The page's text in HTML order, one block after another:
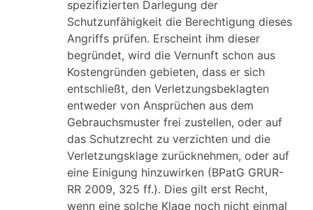
spezifizierten Darlegung der
Schutzunfähigkeit die Berechtigung dieses
Angriffs prüfen. Erscheint ihm dieser
begründet, wird die Vernunft schon aus
Kostengründen gebieten, dass er sich
entschließt, den Verletzungsbeklagten
entweder von Ansprüchen aus dem
Gebrauchsmuster frei zustellen, oder auf
das Schutzrecht zu verzichten und die
Verletzungsklage zurücknehmen, oder auf
eine Einigung hinzuwirken (BPatG GRUR-
RR 2009, 325 ff.). Dies gilt erst Recht,
wenn eine solche Klage noch nicht einmal